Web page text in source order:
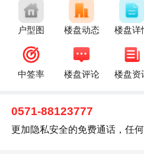
户型图 楼盘动态 楼盘详
中签率 楼盘评论 楼盘资
0571-88123777
更加隐私安全的免费通话，任